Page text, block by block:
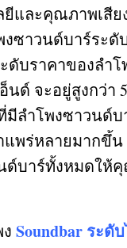
และคุณภาพเสีย
ซาวนด์บาร์ระดั
ดับราคาของลำ
นด์ จะอยู่สูงกว่า
มีลำโพงซาวนด์บ
แพร่หลายมากขึ้
ด์บาร์ทั้งหมดให้
Soundbar ระดั